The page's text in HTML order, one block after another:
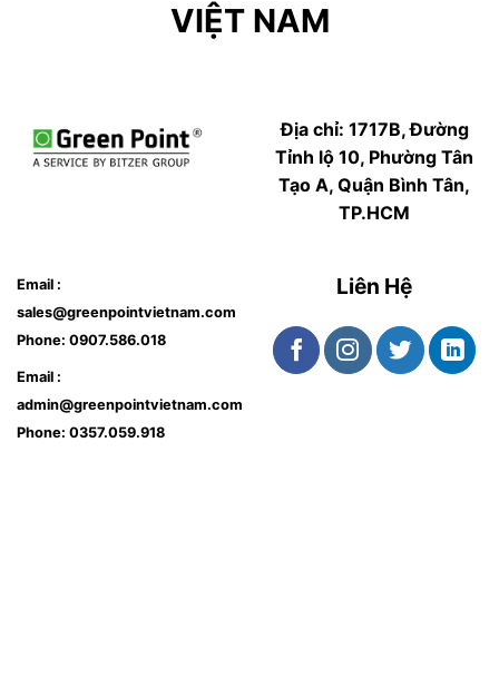
VIỆT NAM
Địa chỉ: 1717B, Đường
Tỉnh lộ 10, Phường Tân
Tạo A, Quận Bình Tân,
TP.HCM
Email :
sales@greenpointvietnam.com
Phone: 0907.586.018
Email :
admin@greenpointvietnam.com
Phone: 0357.059.918
Liên Hệ